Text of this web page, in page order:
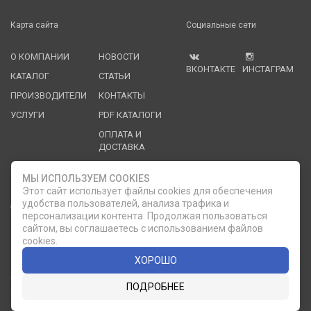
Карта сайта
О КОМПАНИИ
КАТАЛОГ
ПРОИЗВОДИТЕЛИ
УСЛУГИ
НОВОСТИ
СТАТЬИ
КОНТАКТЫ
PDF КАТАЛОГИ
ОПЛАТА И
ДОСТАВКА
Социальные сети
ВКОНТАКТЕ ИНСТАГРАМ
Служба клиентской поддержки
ОБРАТНЫЙ ЗВОНОК phone
8 (812) 335-21-16
8 (812) 335-21-17 7 (911) 947-43-48
© 2007 — 2026 Компания «Мир Посуды». Все права
МЫ ИСПОЛЬЗУЕМ COOKIES
Этот сайт использует файлы cookies для обеспечения
удобства пользователей, анализа трафика и
персонализации контента. Продолжая пользоваться
сайтом, вы соглашаетесь с использованием файлов
cookies.
ХОРОШО
ПОДРОБНЕЕ